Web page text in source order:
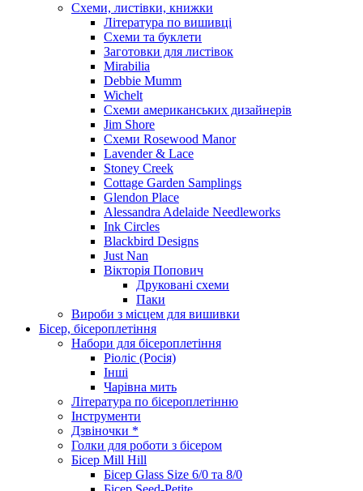
Схеми, листівки, книжки
Література по вишивці
Схеми та буклети
Заготовки для листівок
Mirabilia
Debbie Mumm
Wichelt
Схеми американських дизайнерів
Jim Shore
Cхеми Rosewood Manor
Lavender & Lace
Stoney Creek
Cottage Garden Samplings
Glendon Place
Alessandra Adelaide Needleworks
Ink Circles
Blackbird Designs
Just Nan
Вікторія Попович
Друковані схеми
Паки
Вироби з місцем для вишивки
Бісер, бісероплетіння
Набори для бісероплетіння
Ріоліс (Росія)
Інші
Чарівна мить
Література по бісероплетінню
Інструменти
Дзвіночки *
Голки для роботи з бісером
Бісер Mill Hill
Бісер Glass Size 6/0 та 8/0